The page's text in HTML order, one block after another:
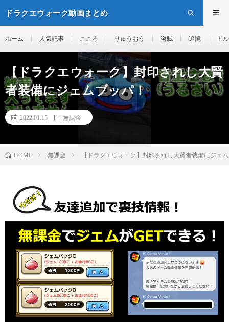
ドラクエウォーク動画まとめ
ホーム 人気記事 こころ りゅうおう 盗賊 追憶 ド
【ドラクエウォーク】封印されし大賢
者装備にジェムブッパ！
2022.01.15 無課金
HOME 無課金 【ドラクエウォーク】封印されし大賢者装備にジェ